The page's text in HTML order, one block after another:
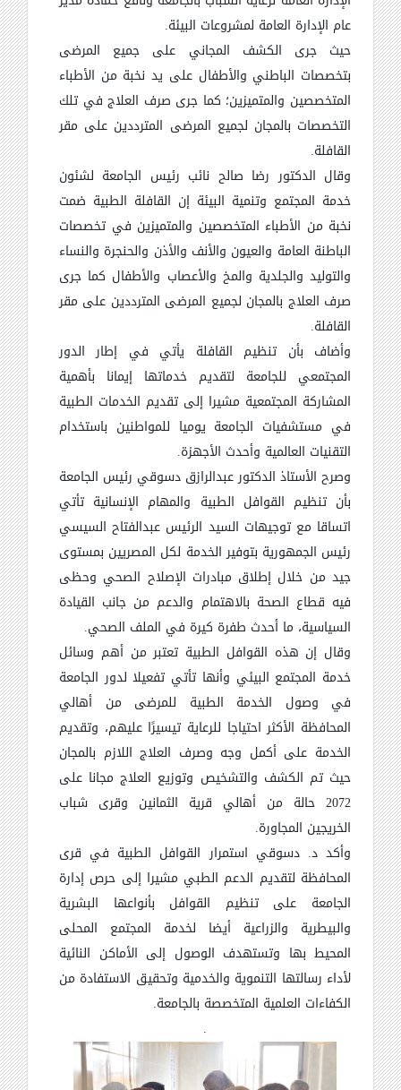
عام الإدارة العامة لمشروعات البيئة.
حيثجرى الكشف المجاني على جميع المرضى
بتخصصات الباطني والأطفال على يد نخبة من الأطباء
المتخصصين والمتميزين؛ كما جرى صرف العلاج في تلك
التخصصات بالمجان لجميع المرضى المترددين على مقر
القافلة.
وقال الدكتور رضا صالح نائب رئيس الجامعة لشئون
خدمة المجتمع وتنمية البيئة إن القافلة الطبية ضمت
نخبة من الأطباء المتخصصين والمتميزين في تخصصات
الباطنة العامة والعيون والأنف والأذن والحنجرة والنساء
والتوليد والجلدية والمخ والأعصاب والأطفال كما جرى
صرف العلاج بالمجان لجميع المرضى المترددين على مقر
القافلة.
وأضاف بأن تنظيم القافلة يأتي في إطار الدور
المجتمعي للجامعة لتقديم خدماتها إيمانا بأهمية
المشاركة المجتمعية مشيرا إلى تقديم الخدمات الطبية
في مستشفيات الجامعة يوميا للمواطنين باستخدام
التقنيات العالمية وأحدث الأجهزة.
وصرح الأستاذ الدكتور عبدالرازق دسوقي رئيس الجامعة
بأن تنظيم القوافل الطبية والمهام الإنسانية تأتي
اتساقا مع توجيهات السيد الرئيس عبدالفتاح السيسي
رئيس الجمهورية بتوفير الخدمة لكل المصريين بمستوى
جيد من خلال إطلاق مبادرات الإصلاح الصحي وحظى
فيه قطاع الصحة بالاهتمام والدعم من جانب القيادة
السياسية، ما أحدث طفرة كيرة في الملف الصحي.
وقال إن هذه القوافل الطبية تعتبر من أهم وسائل
خدمة المجتمع البيئي وأنها تأتي تفعيلا لدور الجامعة
في وصول الخدمة الطبية للمرضى من أهالي
المحافظة الأكثر احتياجا للرعاية تيسيرًا عليهم، وتقديم
الخدمة على أكمل وجه وصرف العلاج اللازم بالمجان
حيث تم الكشف والتشخيص وتوزيع العلاج مجانا على
2072 حالة من أهالي قرية الثمانين وقرى شباب
الخريجين المجاورة.
وأكد د. دسوقي استمرار القوافل الطبية في قرى
المحافظة لتقديم الدعم الطبي مشيرا إلى حرص إدارة
الجامعة على تنظيم القوافل بأنواعها البشرية
والبيطرية والزراعية أيضا لخدمة المجتمع المحلى
المحيط بها وتستهدف الوصول إلى الأماكن النائية
لأداء رسالتها التنموية والخدمية وتحقيق الاستفادة من
الكفاءات العلمية المتخصصة بالجامعة.
.